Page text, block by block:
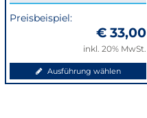
Preisbeispiel:
€ 33,00
inkl. 20% MwSt.
Ausführung wählen